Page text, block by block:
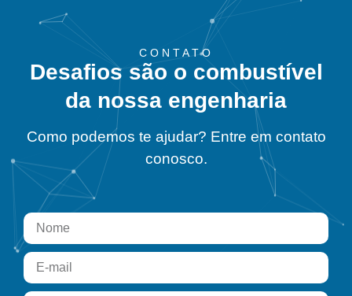
CONTATO
Desafios são o combustível
da nossa engenharia
Como podemos te ajudar? Entre em contato
conosco.